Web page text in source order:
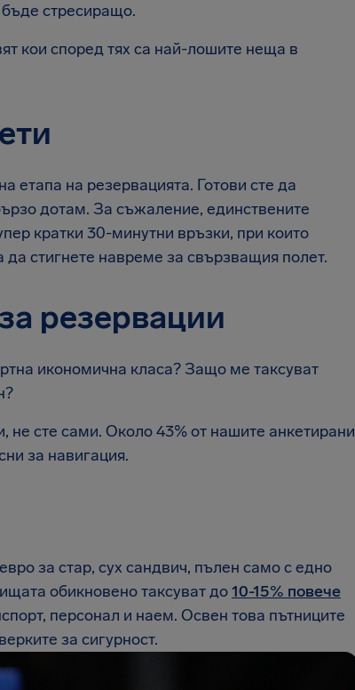
стресиращо.
кои според тях са най-лошите неща в
етапа на резервацията. Готови сте да
дотам. За съжаление, единствените
кратки 30-минутни връзки, при които
стигнете навреме за свързващия полет.
резервации
икономична класа? Защо ме таксуват
не сте сами. Около 43% от нашите анкетирани
за навигация.
за стар, сух сандвич, пълен само с едно
обикновено таксуват до10-15% повече
персонал и наем. Освен това пътниците
за сигурност.